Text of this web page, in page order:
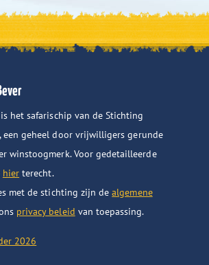
het safarischip van de Stichting
een geheel door vrijwilligers gerunde
winstoogmerk. Voor gedetailleerde
hier terecht.
met de stichting zijn dealgemene
privacy beleid van toepassing.
2026